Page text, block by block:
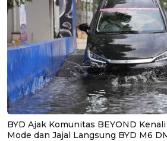
BYD Ajak Komunitas BEYOND
Mode dan Jajal Langsung BYD M6